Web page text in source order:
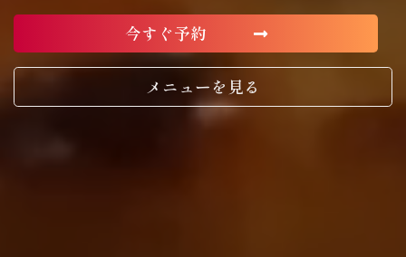
今すぐ予約
メニューを見る